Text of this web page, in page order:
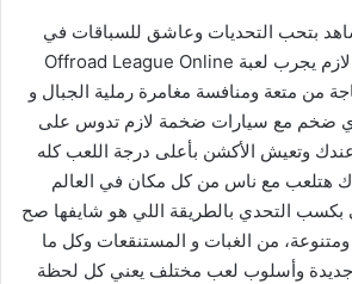
بتحب التحديات وعاشق للسباقات في
الطبيعة الغامضة يبقى لازم يجرب لعبة Offroad League Online
من متعة ومنافسة مغامرة رملية الجبال و
ضخم مع سيارات ضخمة لازم تدوس على
وتعيش الأكشن بأعلى درجة اللعب كله
هتلعب مع ناس من كل مكان في العالم
التحدي بالطريقة اللي هو شايفها صح
من الغبات و المستنقعات وكل ما
وأسلوب لعب مختلف يعني كل لحظة